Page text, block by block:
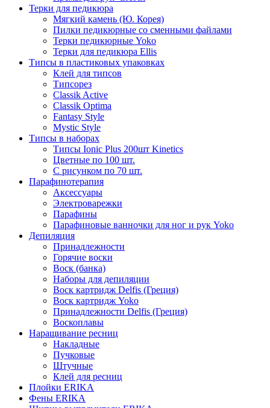
Терки для педикюра
Мягкий камень (Ю. Корея)
Пилки педикюрные со сменными файлами
Терки педикюрные Yoko
Терки для педикюра Ellis
Типсы в пластиковых упаковках
Клей для типсов
Типсорез
Classik Active
Classik Optima
Fantasy Style
Mystic Style
Типсы в наборах
Типсы Ionic Plus 200шт Kinetics
Цветные по 100 шт.
С рисунком по 70 шт.
Парафинотерапия
Аксессуары
Электроварежки
Парафины
Парафиновые ванночки для ног и рук Yoko
Депиляция
Принадлежности
Горячие воски
Воск (банка)
Наборы для депиляции
Воск картридж Delfis (Греция)
Воск картридж Yoko
Принадлежности Delfis (Греция)
Воскоплавы
Наращивание ресниц
Накладные
Пучковые
Штучные
Клей для ресниц
Плойки ERIKA
Фены ERIKA